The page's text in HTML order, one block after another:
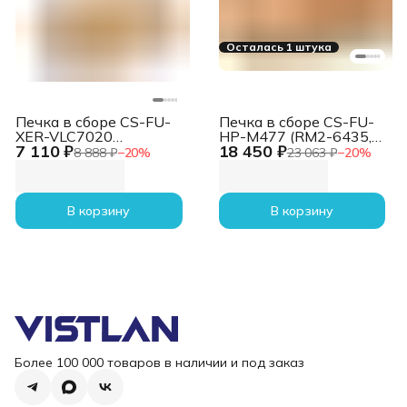
7 110 ₽8 888 ₽−20%
Печка в сборе CS-FU-
XER-VLC7020
(115R00115-reman)
180000стр.
В корзину
Осталась 1 штука
18 450 ₽23 063 ₽−20%
Печка в сборе CS-FU-
HP-M477 (RM2-6435,
RM2-6461-reman) для
fdw 100000стр.
В корзину
Более 100 000 товаров в наличии и под заказ